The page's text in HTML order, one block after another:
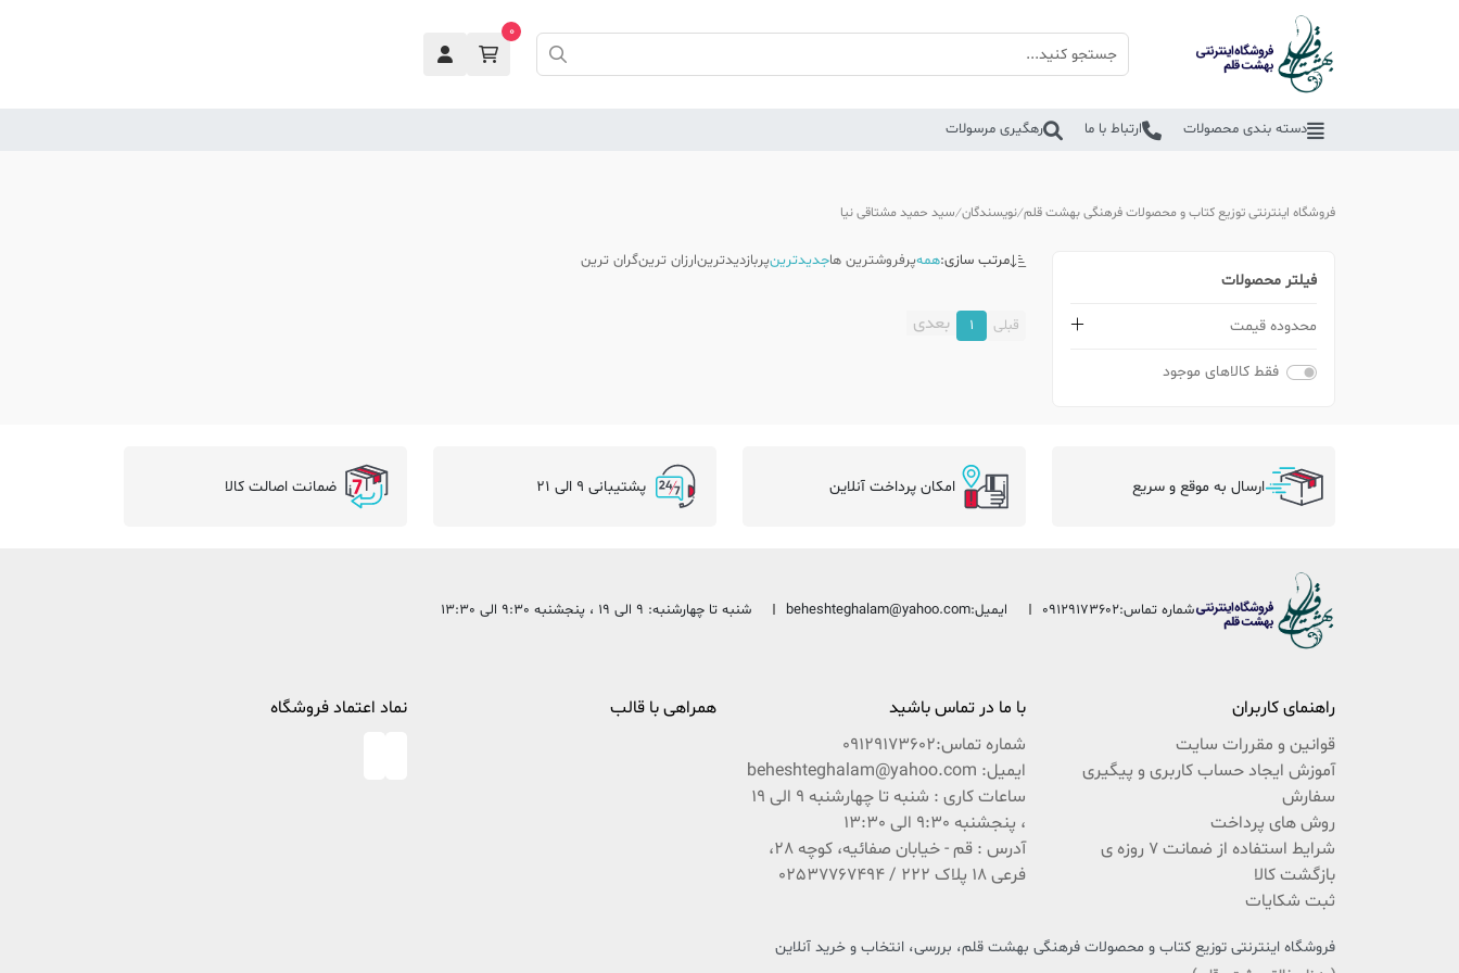
0
دسته بندی محصولات ارتباط با ما رهگیری مرسولات
فروشگاه اینترنتی توزیع کتاب و محصولات فرهنگی بهشت قلم نویسندگان سید حمید مشتاقی نیا
فیلتر محصولات
محدوده قیمت
فقط کالاهای موجود
مرتب سازی:همهپرفروشترین هاجدیدترینپربازدیدترینارزان ترینگران ترین
قبلی 1 بعدی
ارسال به موقع و سریع امکان پرداخت آنلاین پشتیبانی 9 الی 21 ضمانت اصالت کالا
شماره تماس:09129173602 ایمیل:beheshteghalam@yahoo.com شنبه تا چهارشنبه: 9 الی 19 ، پنجشنبه 9:30 الی 13:30
راهنمای کاربران
قوانین و مقررات سایت
آموزش ایجاد حساب کاربری و پیگیری
سفارش
روش های پرداخت
شرایط استفاده از ضمانت 7 روزه ی
بازگشت کالا
ثبت شکایات
با ما در تماس باشید
شماره تماس:09129173602
ایمیل: beheshteghalam@yahoo.com
ساعات کاری : شنبه تا چهارشنبه 9 الی 19
، پنجشنبه 9:30 الی 13:30
آدرس : قم - خیابان صفائیه، کوچه 28،
فرعی 18 پلاک 222 / 02537767494
همراهی با قالب نماد اعتماد فروشگاه
فروشگاه اینترنتی توزیع کتاب و محصولات فرهنگی بهشت قلم، بررسی، انتخاب و خرید آنلاین